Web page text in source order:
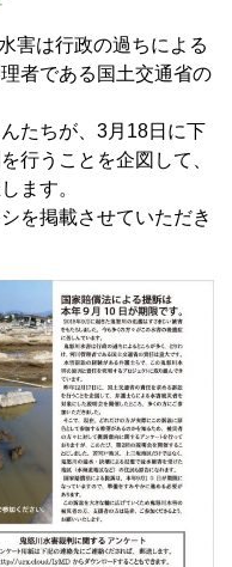
害は行政の過ちによる
者である国土交通省の
たちが、3月18日に下
行うことを企図して、
ます。
を掲載させていただき